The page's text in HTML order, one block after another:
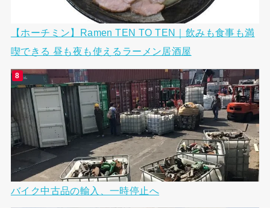
【ホーチミン】Ramen TEN TO TEN｜飲みも食事も満
喫できる 昼も夜も使えるラーメン居酒屋
バイク中古品の輸入、一時停止へ